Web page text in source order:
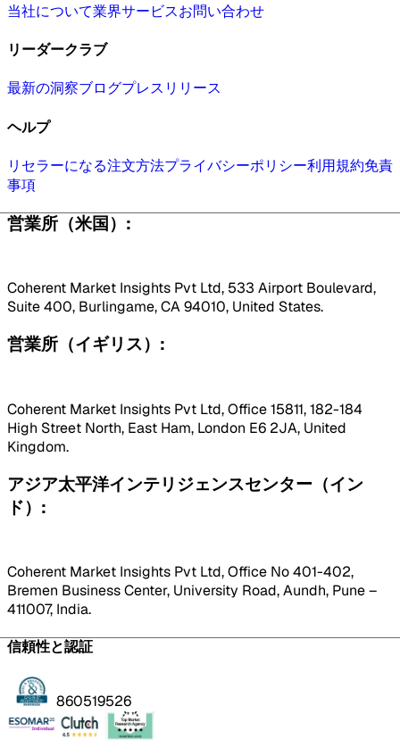
当社について業界サービスお問い合わせ
リーダークラブ
最新の洞察ブログプレスリリース
ヘルプ
リセラーになる注文方法プライバシーポリシー利用規約免責
事項
営業所（米国）:
Coherent Market Insights Pvt Ltd, 533 Airport Boulevard,
Suite 400, Burlingame, CA 94010, United States.
営業所（イギリス）:
Coherent Market Insights Pvt Ltd, Office 15811, 182-184
High Street North, East Ham, London E6 2JA, United
Kingdom.
アジア太平洋インテリジェンスセンター（イン
ド）:
Coherent Market Insights Pvt Ltd, Office No 401-402,
Bremen Business Center, University Road, Aundh, Pune –
411007, India.
信頼性と認証
860519526